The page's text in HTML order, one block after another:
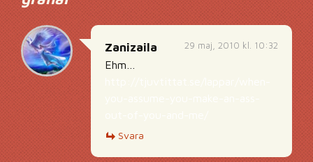
29 maj, 2010 kl. 10:32
Zanizaila
Ehm…
Svara